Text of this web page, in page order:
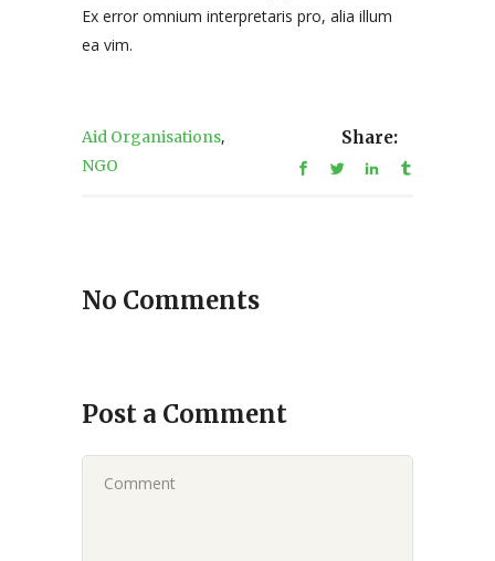
Ex error omnium interpretaris pro, alia illum
ea vim.
Aid Organisations,
NGO
Share:
No Comments
Post a Comment